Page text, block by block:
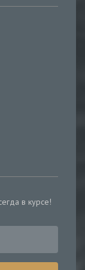
в курсе!